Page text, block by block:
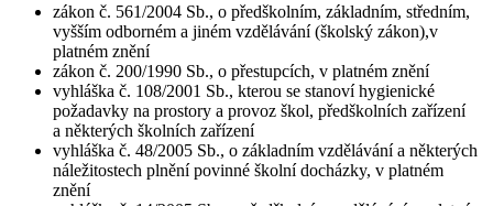
zákon č. 561/2004 Sb., o předškolním, základním, středním,
vyšším odborném a jiném vzdělávání (školský zákon),v
platném znění
zákon č. 200/1990 Sb., o přestupcích, v platném znění
vyhláška č. 108/2001 Sb., kterou se stanoví hygienické
požadavky na prostory a provoz škol, předškolních zařízení
a některých školních zařízení
vyhláška č. 48/2005 Sb., o základním vzdělávání a některých
náležitostech plnění povinné školní docházky, v platném
znění